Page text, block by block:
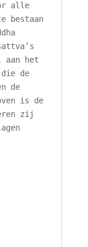
alle
bestaan
aan het
de
de
is de
zij